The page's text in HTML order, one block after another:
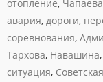
отопление, Чапаева
авария, дороги,
соревнования,
Тархова, Навашина,
ситуация, Советская